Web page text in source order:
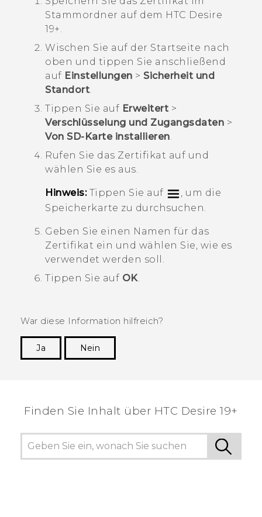
Stammordner auf dem HTC Desire
19+‍.
Wischen Sie auf der Startseite nach
oben und tippen Sie anschließend
auf Einstellungen > Sicherheit und
Standort.
Tippen Sie auf Erweitert >
Verschlüsselung und Zugangsdaten >
Von SD-Karte installieren.
Rufen Sie das Zertifikat auf und
wählen Sie es aus.
Hinweis:Tippen Sie auf
, um die
Speicherkarte zu durchsuchen.
Geben Sie einen Namen für das
Zertifikat ein und wählen Sie, wie es
verwendet werden soll.
Tippen Sie auf OK.
War diese Information hilfreich?
Ja
Nein
Finden Sie Inhalt über‎ ‎HTC Desire 19+‎